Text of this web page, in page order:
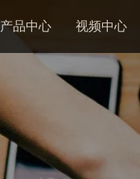
产品中心 视频中心